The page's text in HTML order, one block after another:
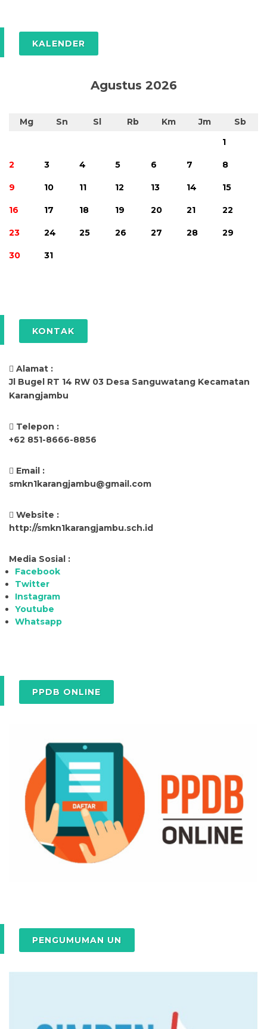
KALENDER
Agustus 2026
Mg Sn Sl Rb Km Jm
Sb
1
2 3 4 5 6 7 8
9 10 11 12 13 14 15
16 17 18 19 20 21 22
23 24 25 26 27 28 29
30 31
KONTAK
Alamat :
Jl Bugel RT 14 RW 03 Desa Sanguwatang Kecamatan
Karangjambu
Telepon :
+62 851-8666-8856
Email :
smkn1karangjambu@gmail.com
Website :
http://smkn1karangjambu.sch.id
Media Sosial :
Facebook
Twitter
Instagram
Youtube
Whatsapp
PPDB ONLINE
PENGUMUMAN UN